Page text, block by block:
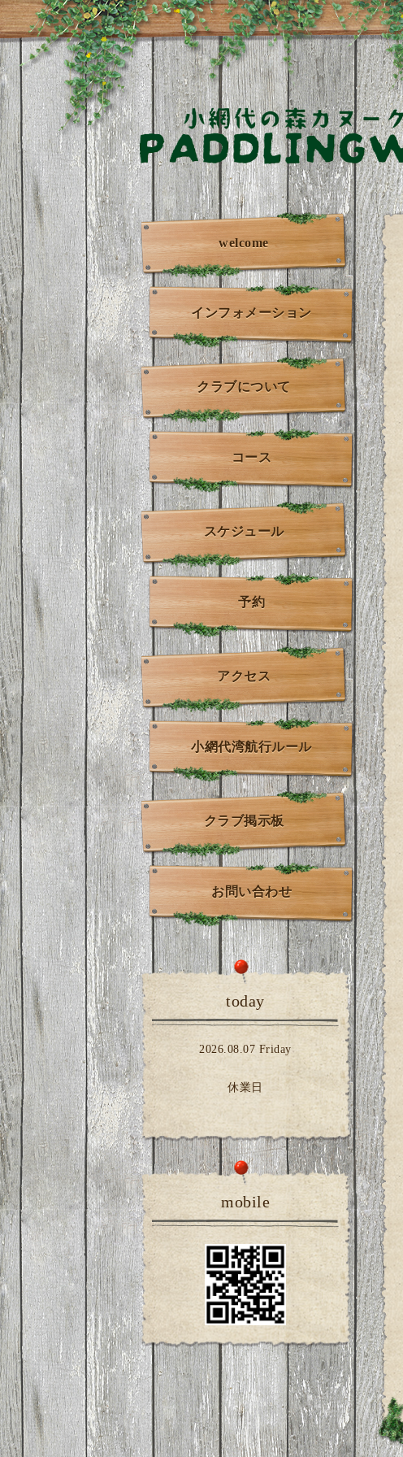
welcome
インフォメーション
クラブについて
コース
スケジュール
予約
アクセス
小網代湾航行ルール
クラブ掲示板
お問い合わせ
today
2026.08.07 Friday
休業日
mobile